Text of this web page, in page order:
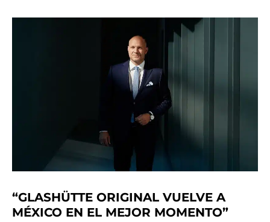
“GLASHÜTTE ORIGINAL VUELVE A
MÉXICO EN EL MEJOR MOMENTO”